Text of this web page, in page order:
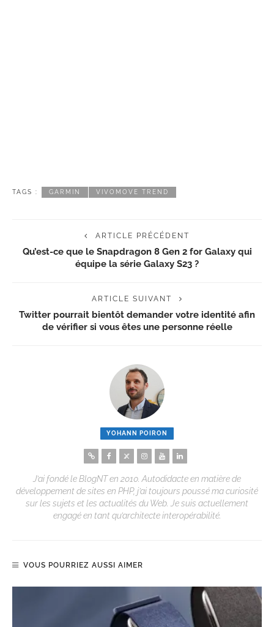
TAGS : GARMIN VIVOMOVE TREND
ARTICLE PRÉCÉDENT
Qu’est-ce que le Snapdragon 8 Gen 2 for Galaxy qui
équipe la série Galaxy S23 ?
ARTICLE SUIVANT
Twitter pourrait bientôt demander votre identité afin
de vérifier si vous êtes une personne réelle
YOHANN POIRON
J’ai fondé le BlogNT en 2010. Autodidacte en matière de
développement de sites en PHP, j’ai toujours poussé ma curiosité
sur les sujets et les actualités du Web. Je suis actuellement
engagé en tant qu’architecte interopérabilité.
VOUS POURRIEZ AUSSI AIMER